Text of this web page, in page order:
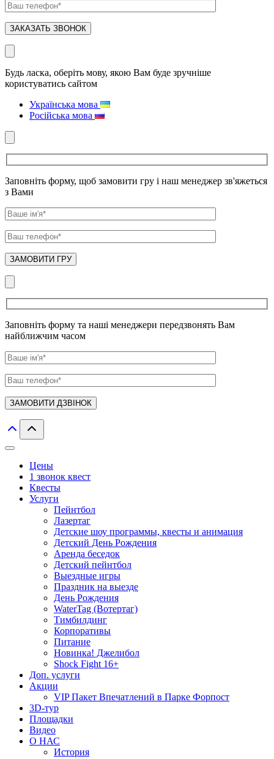
Будь ласка, оберіть мову, якою Вам буде зручніше
користуватись сайтом
Українська мова
Російська мова
Заповніть форму, щоб замовити гру і наш менеджер зв'яжеться
з Вами
Заповніть форму та наші менеджери передзвонять Вам
найближчим часом
Цены
1 звонок квест
Квесты
Услуги
Пейнтбол
Лазертаг
Детские шоу программы, квесты и анимация
Детский День Рождения
Аренда беседок
Детский пейнтбол
Выездные игры
Праздник на выезде
День Рождения
WaterTag (Вотертаг)
Тимбилдинг
Корпоративы
Питание
Новинка! Джелибол
Shock Fight 16+
Доп. услуги
Акции
VIP Пакет Впечатлений в Парке Форпост
3D-тур
Площадки
Видео
О НАС
История